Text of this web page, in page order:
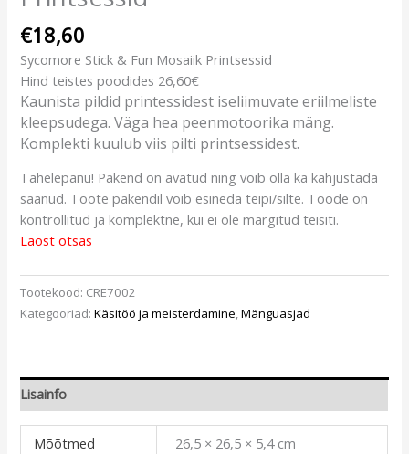
€18,60
Sycomore Stick & Fun Mosaiik Printsessid
Hind teistes poodides 26,60€
Kaunista pildid printessidest iseliimuvate eriilmeliste
kleepsudega. Väga hea peenmotoorika mäng.
Komplekti kuulub viis pilti printsessidest.
Tähelepanu! Pakend on avatud ning võib olla ka kahjustada
saanud. Toote pakendil võib esineda teipi/silte. Toode on
kontrollitud ja komplektne, kui ei ole märgitud teisiti.
Laost otsas
Tootekood: CRE7002
Kategooriad:Käsitöö ja meisterdamine ,Mänguasjad
Lisainfo
Mõõtmed 26,5 × 26,5 × 5,4 cm